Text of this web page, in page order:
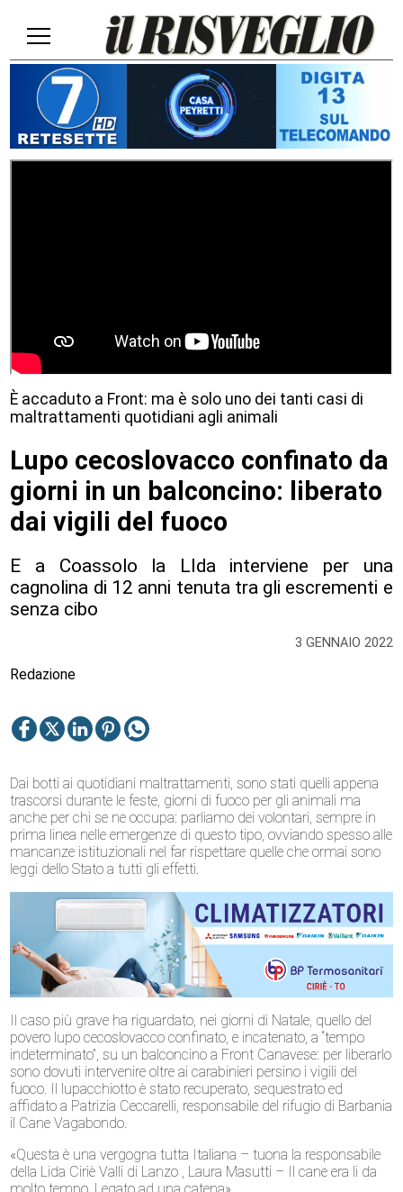
3 GENNAIO 2022
È accaduto a Front: ma è solo uno dei tanti casi di
maltrattamenti quotidiani agli animali
Lupo cecoslovacco confinato da
giorni in un balconcino: liberato
dai vigili del fuoco
E a Coassolo la LIda interviene per una
cagnolina di 12 anni tenuta tra gli escrementi e
senza cibo
Redazione
Dai botti ai quotidiani maltrattamenti, sono stati quelli appena
trascorsi durante le feste, giorni di fuoco per gli animali ma
anche per chi se ne occupa: parliamo dei volontari, sempre in
prima linea nelle emergenze di questo tipo, ovviando spesso alle
mancanze istituzionali nel far rispettare quelle che ormai sono
leggi dello Stato a tutti gli effetti.
Il caso più grave ha riguardato, nei giorni di Natale, quello del
povero lupo cecoslovacco confinato, e incatenato, a “tempo
indeterminato”, su un balconcino a Front Canavese: per liberarlo
sono dovuti intervenire oltre ai carabinieri persino i vigili del
fuoco. Il lupacchiotto è stato recuperato, sequestrato ed
affidato a Patrizia Ceccarelli, responsabile del rifugio di Barbania
il Cane Vagabondo.
«Questa è una vergogna tutta Italiana – tuona la responsabile
della Lida Ciriè Valli di Lanzo , Laura Masutti – Il cane era li da
molto tempo. Legato ad una catena».